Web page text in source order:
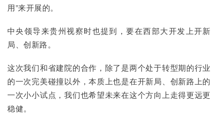
用”来开展的。
中央领导来贵州视察时也提到，要在西部大开发上开新
局、创新路。
这次我们和省建院的合作，除了是两个处于转型期的行业
的一次完美碰撞以外，本质上也是在开新局、创新路上的
一次小小试点，我们也希望未来在这个方向上走得更远更
稳健。